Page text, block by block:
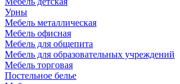
Урны
Мебель металлическая
Мебель офисная
Мебель для общепита
Мебель для образовательных учреждений
Мебель торговая
Постельное белье